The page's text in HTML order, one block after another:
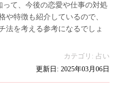
て、今後の恋愛や仕事の対処
や特徴も紹介しているので、
法を考える参考になるでしょ
カテゴリ: 占い
更新日: 2025年03月06日